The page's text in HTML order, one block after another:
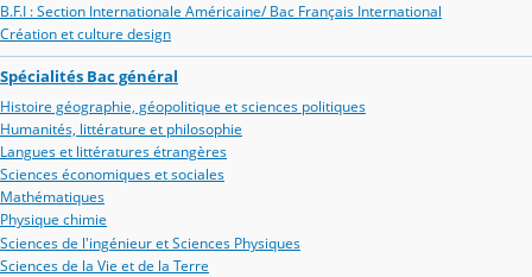
B.F.I : Section Internationale Américaine/ Bac Français International
Création et culture design
Spécialités Bac général
Histoire géographie, géopolitique et sciences politiques
Humanités, littérature et philosophie
Langues et littératures étrangères
Sciences économiques et sociales
Mathématiques
Physique chimie
Sciences de l'ingénieur et Sciences Physiques
Sciences de la Vie et de la Terre